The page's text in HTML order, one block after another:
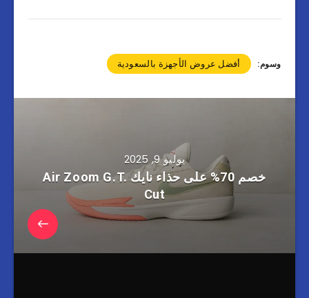
وسوم: أفضل عروض الأجهزة بالسعودية
يوليو 9, 2025
خصم 70% على حذاء نايك Air Zoom G.T.
Cut